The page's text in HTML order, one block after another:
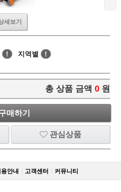
세보기
! 지역별
!
총 상품 금액 0 원
매하기
관심상품
용안내 고객센터 커뮤니티